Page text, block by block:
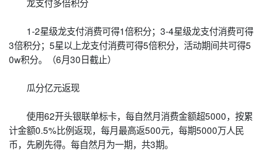
1-2星级龙支付消费可得1倍积分；3-4星级龙支付消费可得
3倍积分；5星以上龙支付消费可得5倍积分，活动期间共可得5
0w积分。（6月30日截止）
瓜分亿元返现
使用62开头银联单标卡，每自然月消费金额超5000，按累
计金额0.5%比例返现，每月最高返500元，每期5000万人民
币，先刷先得。每自然月为一期，共3期。